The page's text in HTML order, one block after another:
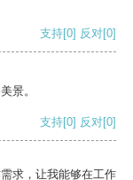
支持[0] 反对[0]
景。
支持[0] 反对[0]
求，让我能够在工作